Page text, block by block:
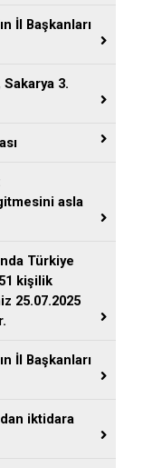
İl Başkanları
Sakarya 3.
asla
Türkiye
kişilik
25.07.2025
İl Başkanları
iktidara